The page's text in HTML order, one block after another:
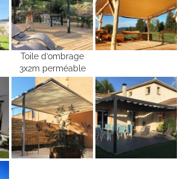
Toile d’ombrage
3x2m perméable